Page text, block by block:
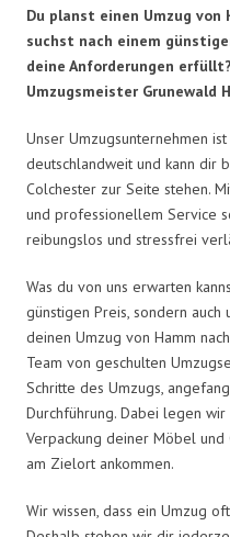
Du planst einen Umzug von
suchst nach einem
deine Anforderungen
Umzugsmeister Grunewald
Unser Umzugsunternehmen
deutschlandweit und kann dir
Colchester zur Seite stehen.
und professionellem Service
reibungslos und stressfrei
Was du von uns erwarten
günstigen Preis, sondern auch
deinen Umzug von Hamm
Team von geschulten
Schritte des Umzugs,
Durchführung. Dabei legen
Verpackung deiner Möbel
am Zielort ankommen.
Wir wissen, dass ein Umzug